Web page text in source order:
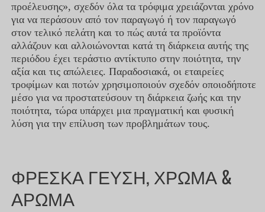
προέλευσης», σχεδόν όλα τα τρόφιμα χρειάζονται χρόνο
για να περάσουν από τον παραγωγό ή τον παραγωγό
στον τελικό πελάτη και το πώς αυτά τα προϊόντα
αλλάζουν και αλλοιώνονται κατά τη διάρκεια αυτής της
περιόδου έχει τεράστιο αντίκτυπο στην ποιότητα, την
αξία και τις απώλειες. Παραδοσιακά, οι εταιρείες
τροφίμων και ποτών χρησιμοποιούν σχεδόν οποιοδήποτε
μέσο για να προστατεύσουν τη διάρκεια ζωής και την
ποιότητα, τώρα υπάρχει μια πραγματική και φυσική
λύση για την επίλυση των προβλημάτων τους.
ΦΡΕΣΚΑ ΓΕΥΣΗ, ΧΡΩΜΑ &
ΑΡΩΜΑ